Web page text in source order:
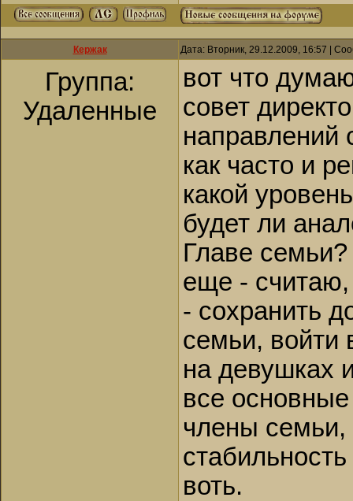
Кержак Дата: Вторник, 29.12.2009, 16:57 |
Группа:
Удаленные
вот что
совет
направлений
как часто и
какой
будет ли
Главе семьи?
еще - считаю,
- сохранить
семьи, войти
на девушках
все
члены
воть.